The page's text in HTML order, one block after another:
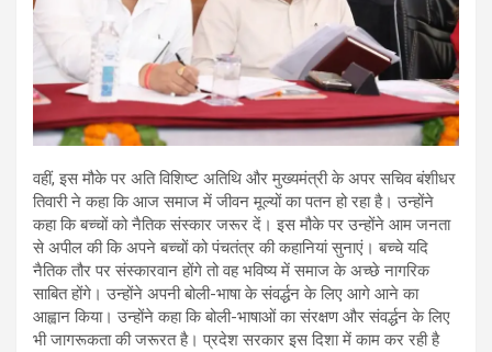
वहीं, इस मौके पर अति विशिष्ट अतिथि और मुख्यमंत्री के अपर सचिव बंशीधर
तिवारी ने कहा कि आज समाज में जीवन मूल्यों का पतन हो रहा है। उन्होंने
कहा कि बच्चों को नैतिक संस्कार जरूर दें। इस मौके पर उन्होंने आम जनता
से अपील की कि अपने बच्चों को पंचतंत्र की कहानियां सुनाएं। बच्चे यदि
नैतिक तौर पर संस्कारवान होंगे तो वह भविष्य में समाज के अच्छे नागरिक
साबित होंगे। उन्होंने अपनी बोली-भाषा के संवर्द्धन के लिए आगे आने का
आह्वान किया। उन्होंने कहा कि बोली-भाषाओं का संरक्षण और संवर्द्धन के लिए
भी जागरूकता की जरूरत है। प्रदेश सरकार इस दिशा में काम कर रही है